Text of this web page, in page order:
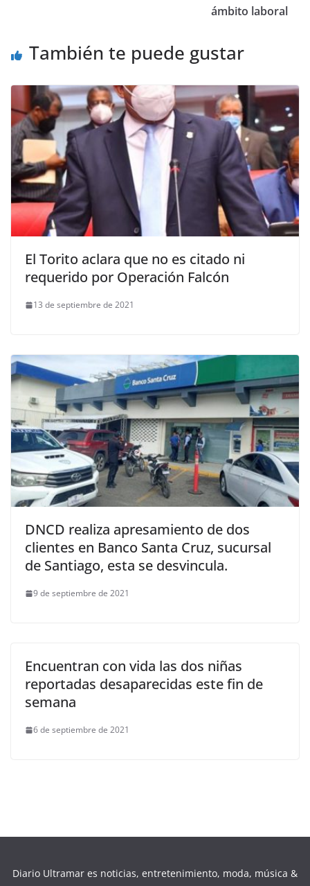
ámbito laboral
También te puede gustar
El Torito aclara que no es citado ni
requerido por Operación Falcón
13 de septiembre de 2021
DNCD realiza apresamiento de dos
clientes en Banco Santa Cruz, sucursal
de Santiago, esta se desvincula.
9 de septiembre de 2021
Encuentran con vida las dos niñas
reportadas desaparecidas este fin de
semana
6 de septiembre de 2021
Diario Ultramar es noticias, entretenimiento, moda, música &